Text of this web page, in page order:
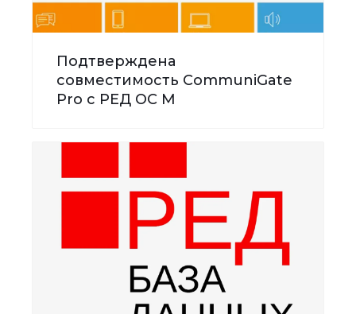
Подтверждена
совместимость CommuniGate
Pro с РЕД ОС М